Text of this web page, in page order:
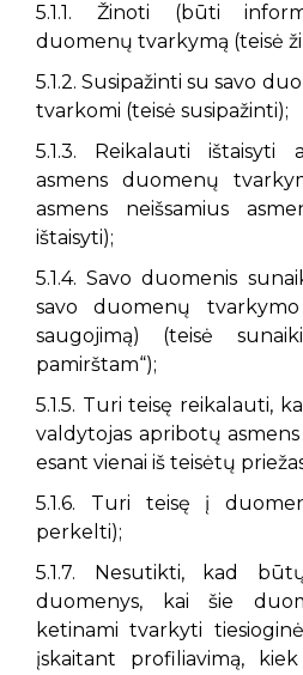
5.1.1. Žinoti (būti
duomenų tvarkymą (teisė
5.1.2. Susipažinti su savo
tvarkomi (teisė susipažinti);
5.1.3. Reikalauti ištaisyti
asmens duomenų
asmens neišsamius
ištaisyti);
5.1.4. Savo duomenis
savo duomenų
saugojimą) (teisė
pamirštam“);
5.1.5. Turi teisę reikalauti,
valdytojas apribotų
esant vienai iš teisėtų
5.1.6. Turi teisę į
perkelti);
5.1.7. Nesutikti, kad
duomenys, kai šie
ketinami tvarkyti
įskaitant profiliavimą,